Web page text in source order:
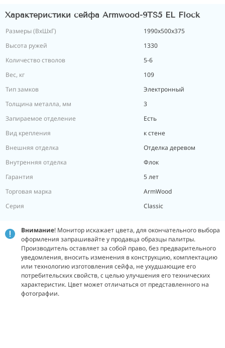
Характеристики сейфа Armwood-9TS5 EL Flock
Размеры (ВxШxГ)
1990х500х375
Высота ружей
1330
Количество стволов
5-6
Вес, кг
109
Тип замков
Электронный
Толщина металла, мм
3
Запираемое отделение
Есть
Вид крепления
к стене
Внешняя отделка
Отделка деревом
Внутренняя отделка
Флок
Гарантия
5 лет
Торговая марка
ArmWood
Серия
Classic
Внимание! Монитор искажает цвета, для окончательного выбора
оформления запрашивайте у продавца образцы палитры.
Производитель оставляет за собой право, без предварительного
уведомления, вносить изменения в конструкцию, комплектацию
или технологию изготовления сейфа, не ухудшающие его
потребительских свойств, с целью улучшения его технических
характеристик. Цвет может отличаться от представленного на
фотографии.